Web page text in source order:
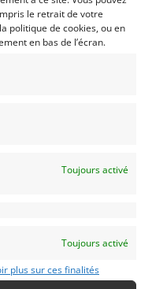
le retrait de votre
politique de cookies, ou en
en bas de l’écran.
Toujours activé
Toujours activé
plus sur ces finalités